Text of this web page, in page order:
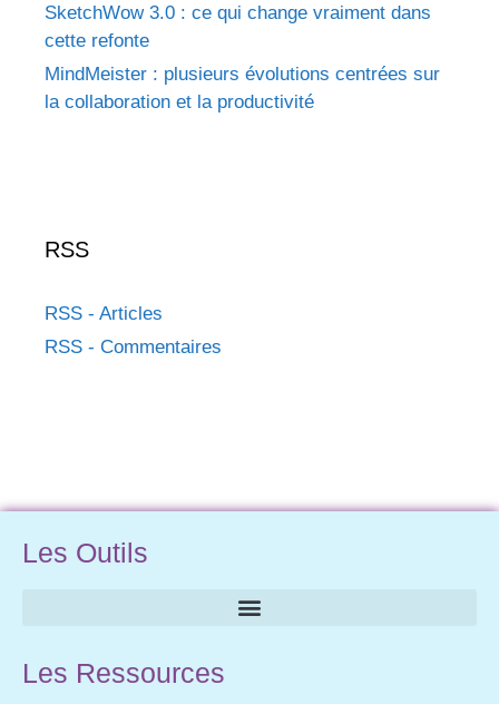
SketchWow 3.0 : ce qui change vraiment dans
cette refonte
MindMeister : plusieurs évolutions centrées sur
la collaboration et la productivité
RSS
RSS - Articles
RSS - Commentaires
Les Outils
Les Ressources